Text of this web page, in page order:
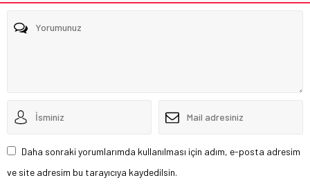
Daha sonraki yorumlarımda kullanılması için adım, e-posta adresim
ve site adresim bu tarayıcıya kaydedilsin.